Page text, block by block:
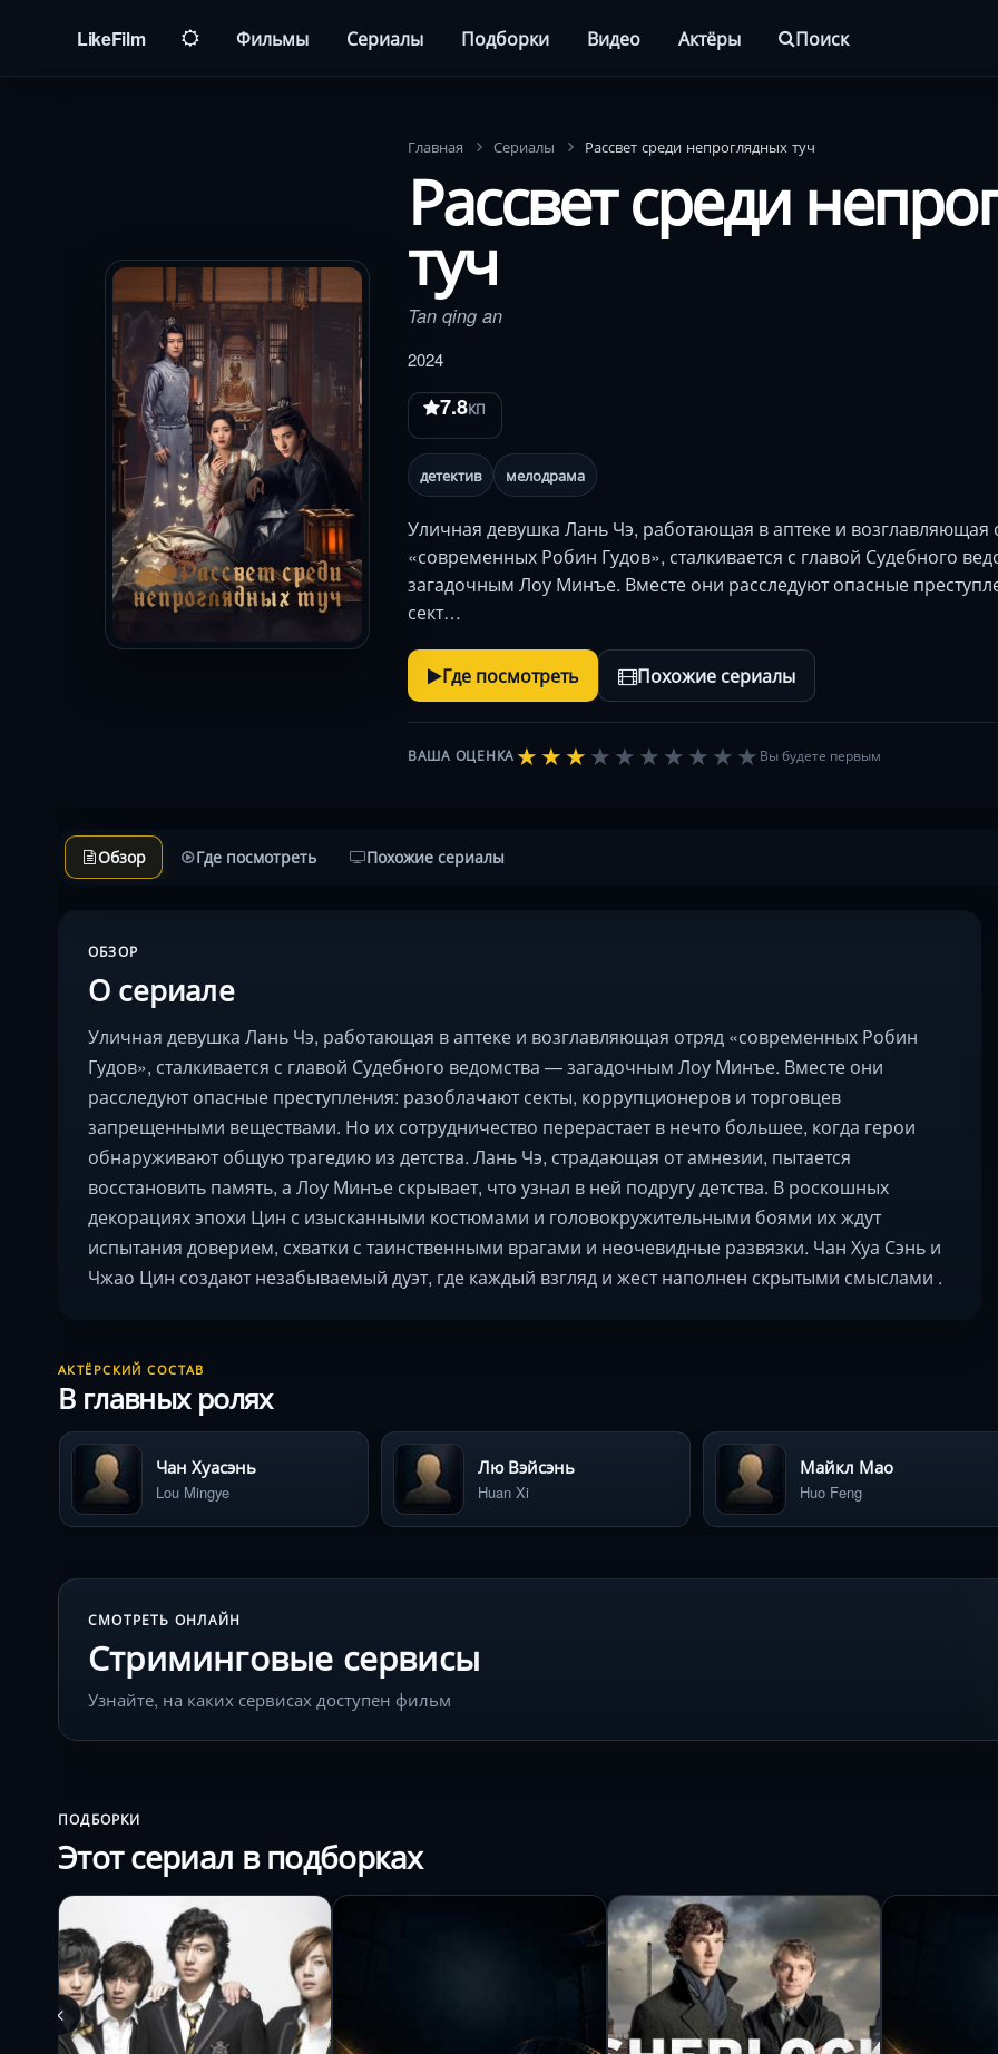
LikeFilm Фильмы Сериалы Подборки Видео Актёры Поиск
Главная Сериалы Рассвет среди непроглядных туч
Рассвет среди
туч
Tan qing an
2024
7.8КП
детектив мелодрама
Уличная девушка Лань Чэ, работающая в аптеке и возглавляющая
«современных Робин Гудов», сталкивается с главой Судебного
загадочным Лоу Минъе. Вместе они расследуют опасные
сект…
Где посмотреть Похожие сериалы
ВАША ОЦЕНКА★★★★★★★★★★ Вы будете первым
Обзор Где посмотреть Похожие сериалы
ОБЗОР
О сериале
Уличная девушка Лань Чэ, работающая в аптеке и возглавляющая отряд «современных Робин
Гудов», сталкивается с главой Судебного ведомства — загадочным Лоу Минъе. Вместе они
расследуют опасные преступления: разоблачают секты, коррупционеров и торговцев
запрещенными веществами. Но их сотрудничество перерастает в нечто большее, когда герои
обнаруживают общую трагедию из детства. Лань Чэ, страдающая от амнезии, пытается
восстановить память, а Лоу Минъе скрывает, что узнал в ней подругу детства. В роскошных
декорациях эпохи Цин с изысканными костюмами и головокружительными боями их ждут
испытания доверием, схватки с таинственными врагами и неочевидные развязки. Чан Хуа Сэнь и
Чжао Цин создают незабываемый дуэт, где каждый взгляд и жест наполнен скрытыми смыслами .
АКТЁРСКИЙ СОСТАВ
В главных ролях
Чан Хуасэнь
Lou Mingye
Лю Вэйсэнь
Huan Xi
Майкл Мао
Huo Feng
СМОТРЕТЬ ОНЛАЙН
Стриминговые сервисы
Узнайте, на каких сервисах доступен фильм
ПОДБОРКИ
Этот сериал в подборках